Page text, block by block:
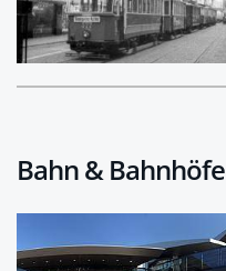
Bahn & Bahnhöfe